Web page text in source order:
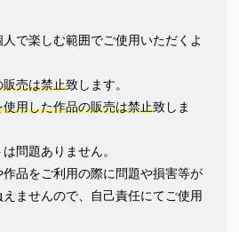
人で楽しむ範囲でご使用いただくよ
販売は禁止致します。
使用した作品の販売は禁止致しま
問題ありません。
作品をご利用の際に問題や損害等が
ませんので、自己責任にてご使用